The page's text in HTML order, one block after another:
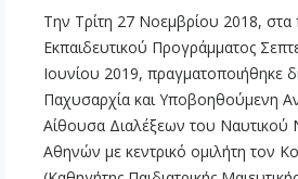
Την Τρίτη 27 Νοεμβρίου 2018, στα
Εκπαιδευτικού Προγράμματος
Ιουνίου 2019, πραγματοποιήθηκε
Παχυσαρχία και Υποβοηθούμενη
Αίθουσα Διαλέξεων του Ναυτικού
Αθηνών με κεντρικό ομιλήτη τον